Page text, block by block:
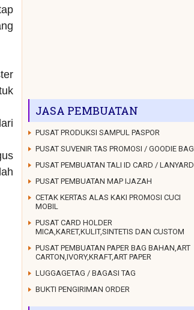
JASA PEMBUATAN
PUSAT PRODUKSI SAMPUL PASPOR
PUSAT SUVENIR TAS PROMOSI / GOODIE BAG
PUSAT PEMBUATAN TALI ID CARD / LANYARD
PUSAT PEMBUATAN MAP IJAZAH
CETAK KERTAS ALAS KAKI PROMOSI CUCI
MOBIL
PUSAT CARD HOLDER
MICA,KARET,KULIT,SINTETIS DAN CUSTOM
PUSAT PEMBUATAN PAPER BAG BAHAN,ART
CARTON,IVORY,KRAFT,ART PAPER
LUGGAGETAG / BAGASI TAG
BUKTI PENGIRIMAN ORDER